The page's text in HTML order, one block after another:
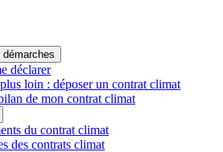
déclarer
loin : déposer un contrat climat
de mon contrat climat
du contrat climat
des contrats climat